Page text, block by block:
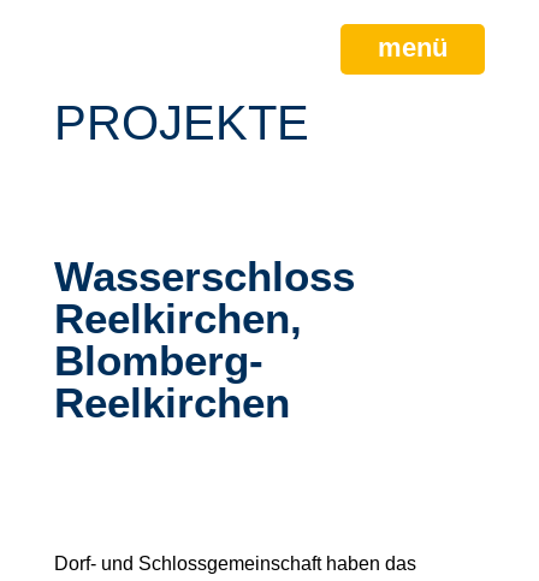
menü
PROJEKTE
Wasserschloss
Reelkirchen,
Blomberg-
Reelkirchen
Dorf- und Schlossgemeinschaft haben das